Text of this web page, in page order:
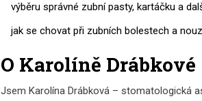
výběru správné zubní pasty, kartáčku a
jak se chovat při zubních bolestech a
O Karolíně Drábkové
Jsem Karolína Drábková – stomatologická